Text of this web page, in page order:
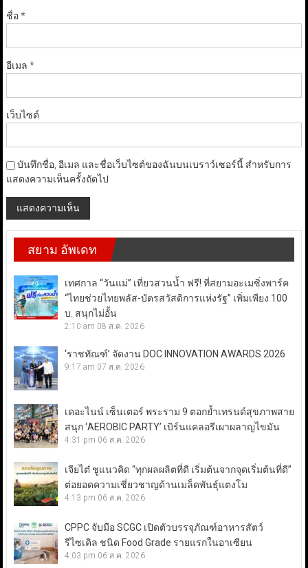
ชื่อ*
อีเมล *
เว็บไซต์
บันทึกชื่อ, อีเมล และชื่อเว็บไซต์ของฉันบนเบราว์เซอร์นี้ สำหรับการ
แสดงความเห็นครั้งถัดไป
สยาม อัพเดท
เทศกาล “วันแม่” เที่ยวสวนน้ำ ฟรี! ที่สยามอะเมซิ่งพาร์ค
“ไทยช่วยไทยพลัส-บัตรสวัสดิการแห่งรัฐ” เพิ่มเพียง 100
บ. สนุกไม่อั้น
2:10 am 08 ส.ค. 2026
‘ราชทัณฑ์’ จัดงาน DOC INNOVATION AWARDS 2026
9:17 am 07 ส.ค. 2026
เดอะไนน์ เซ็นเตอร์ พระราม 9 ตอกย้ำเทรนด์สุขภาพสาย
สนุก ‘AEROBIC PARTY’ เบิร์นแคลอรีเผาผลาญไขมัน
4:31 pm 06 ส.ค. 2026
เจียไต๋ ชูแนวคิด “ทุกผลผลิตที่ดี เริ่มต้นจากจุดเริ่มต้นที่ดี”
ต่อยอดความเชี่ยวชาญด้านเมล็ดพันธุ์แตงโม
4:13 pm 06 ส.ค. 2026
CPPC จับมือ SCGC เปิดตัวบรรจุภัณฑ์อาหารสัตว์
รีไซเคิล ชนิด Food Grade รายแรกในอาเซียน
4:03 pm 06 ส.ค. 2026